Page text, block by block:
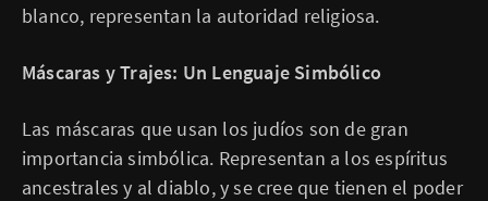
blanco, representan la autoridad religiosa.
Máscaras y Trajes: Un Lenguaje Simbólico
Las máscaras que usan los judíos son de gran
importancia simbólica. Representan a los espíritus
ancestrales y al diablo, y se cree que tienen el poder